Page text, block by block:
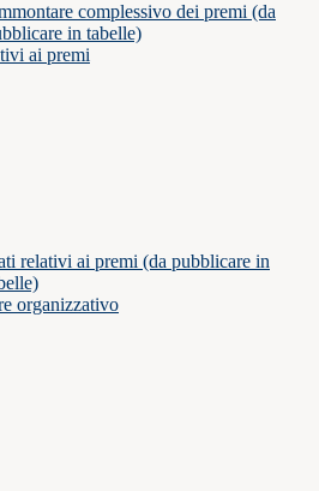
complessivo dei premi (da
in tabelle)
ai premi
relativi ai premi (da pubblicare in
organizzativo